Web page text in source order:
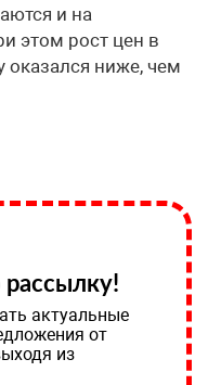
и на
этом рост цен в
оказался ниже, чем
актуальные
от
из